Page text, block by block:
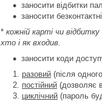
заносити відбитки
заносити
* кожній карті чи
хто і як входив.
заносити коди
разовий (після
постійний (дозволяє
циклічний (пароль